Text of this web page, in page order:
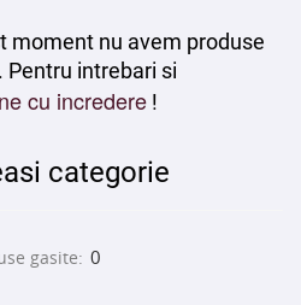
moment nu avem produse
intrebari si
cu incredere !
categorie
gasite: 0